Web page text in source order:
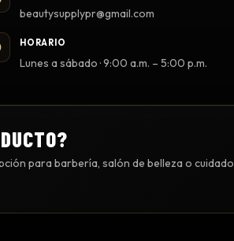
beautysupplypr@gmail.com
HORARIO
Lunes a sábado · 9:00 a.m. – 5:00 p.m.
para barbería, salón de belleza o cuidado